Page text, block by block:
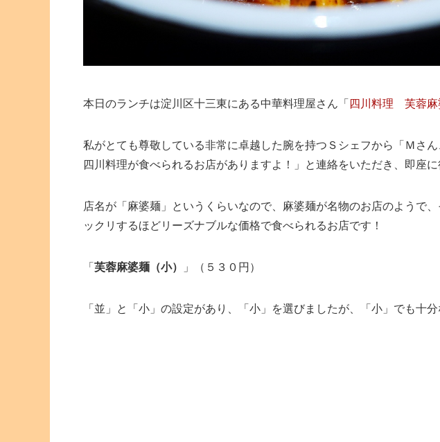
本日のランチは淀川区十三東にある中華料理屋さん「 四川料理 芙蓉麻
私がとても尊敬している非常に卓越した腕を持つＳシェフから「Ｍさ
四川料理が食べられるお店がありますよ！」と連絡をいただき、即座
店名が「麻婆麺」というくらいなので、麻婆麺が名物のお店のようで
ックリするほどリーズナブルな価格で食べられるお店です！
「 芙蓉麻婆麺（小） 」（５３０円）
「並」と「小」の設定があり、「小」を選びましたが、「小」でも十